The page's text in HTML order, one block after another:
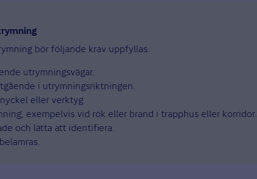
bör följande krav uppfyllas:
utrymningsvägar.
i utrymningsriktningen.
eller verktyg.
exempelvis vid rök eller brand i trapphus eller korridor.
och lätta att identifiera.